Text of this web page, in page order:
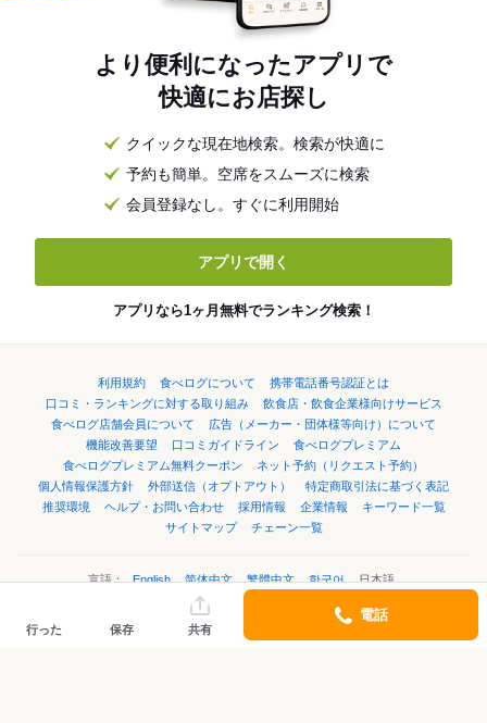
より便利になったアプリで
快適にお店探し
クイックな現在地検索。検索が快適に
予約も簡単。空席をスムーズに検索
会員登録なし。すぐに利用開始
アプリで開く
アプリなら1ヶ月無料でランキング検索！
利用規約 食べログについて
携帯電話番号認証とは
口コミ・ランキングに対する取り組み
飲食店・飲食企業様向けサービス
食べログ店舗会員について
広告（メーカー・団体様等向け）について
機能改善要望
口コミガイドライン
食べログプレミアム
食べログプレミアム無料クーポン
ネット予約（リクエスト予約）
個人情報保護方針
外部送信（オプトアウト）
特定商取引法に基づく表記
推奨環境
ヘルプ・お問い合わせ 採用情報 企業情報
キーワード一覧
サイトマップ
チェーン一覧
言語： English 简体中文 繁體中文 한국어 日本語
行った 保存 共有
電話